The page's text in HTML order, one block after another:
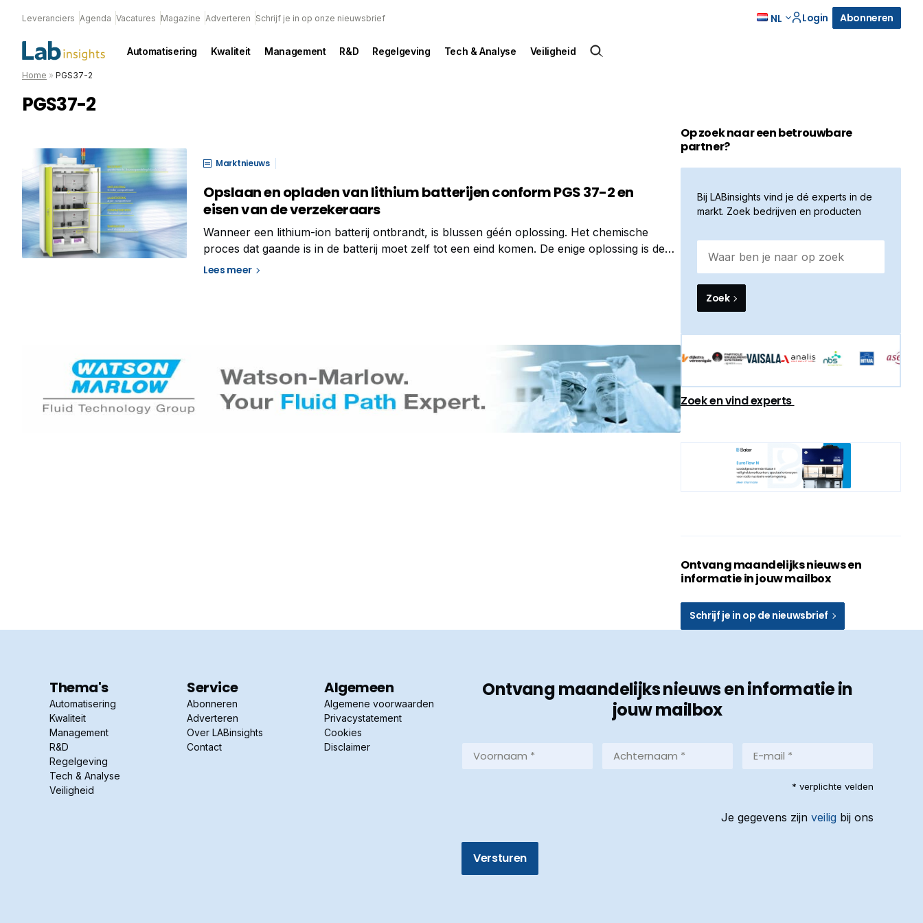
Leveranciers Agenda Vacatures Magazine Adverteren Schrijf je in op onze nieuwsbrief NL Login Abonneren
Automatisering Kwaliteit Management R&D Regelgeving Tech & Analyse Veiligheid
Home » PGS37-2
PGS37-2
Marktnieuws
Opslaan en opladen van lithium batterijen conform PGS 37-2 en
eisen van de verzekeraars
Wanneer een lithium-ion batterij ontbrandt, is blussen géén oplossing. Het chemische
proces dat gaande is in de batterij moet zelf tot een eind komen. De enige oplossing is de
brand beheersbaar maken. PGS 37-2 richtlijn De PGS 37-2 biedt gedetailleerde
Lees meer
Op zoek naar een betrouwbare
partner?
Bij LABinsights vind je dé experts in de
markt. Zoek bedrijven en producten
Zoek
Zoek en vind experts
Ontvang maandelijks nieuws en
informatie in jouw mailbox
Schrijf je in op de nieuwsbrief
Thema's
Automatisering
Kwaliteit
Management
R&D
Regelgeving
Tech & Analyse
Veiligheid
Service
Abonneren
Adverteren
Over LABinsights
Contact
Algemeen
Algemene voorwaarden
Privacystatement
Cookies
Disclaimer
Ontvang maandelijks nieuws en informatie in
jouw mailbox
mail
* verplichte velden
Je gegevens zijn veilig bij ons